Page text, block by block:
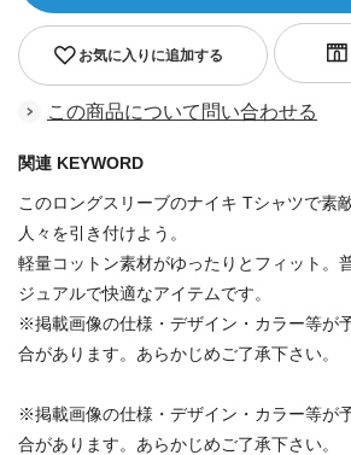
お気に入りに追加する
この商品について問い合わせる
関連 KEYWORD
このロングスリーブのナイキ Tシャツで素
人々を引き付けよう。
軽量コットン素材がゆったりとフィット。
ジュアルで快適なアイテムです。
※掲載画像の仕様・デザイン・カラー等が
合があります。あらかじめご了承下さい。
※掲載画像の仕様・デザイン・カラー等が
合があります。あらかじめご了承下さい。